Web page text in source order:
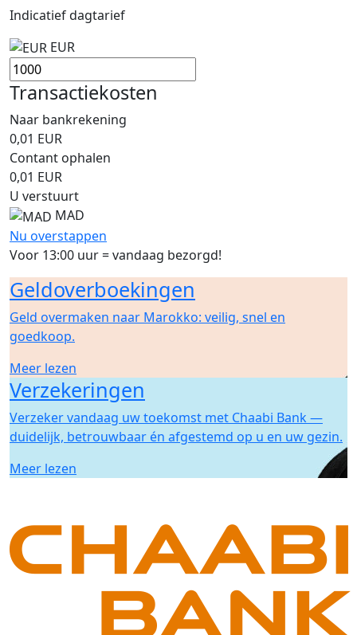
Indicatief dagtarief
EUR
Transactiekosten
Naar bankrekening
0,01 EUR
Contant ophalen
0,01 EUR
U verstuurt
MAD
Nu overstappen
Voor 13:00 uur = vandaag bezorgd!
Geldoverboekingen
Geld overmaken naar Marokko: veilig, snel en
goedkoop.
Meer lezen
Verzekeringen
Verzeker vandaag uw toekomst met Chaabi Bank —
duidelijk, betrouwbaar én afgestemd op u en uw gezin.
Meer lezen